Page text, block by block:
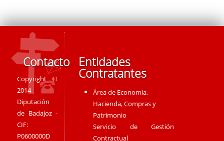
Contacto
Copyright ©
2014
Diputación
de Badajoz -
CIF:
P0600000D
Entidades
Contratantes
Área de Economía,
Hacienda, Compras y
Patrimonio
Servicio de Gestión
Contractual